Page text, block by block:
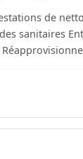
de